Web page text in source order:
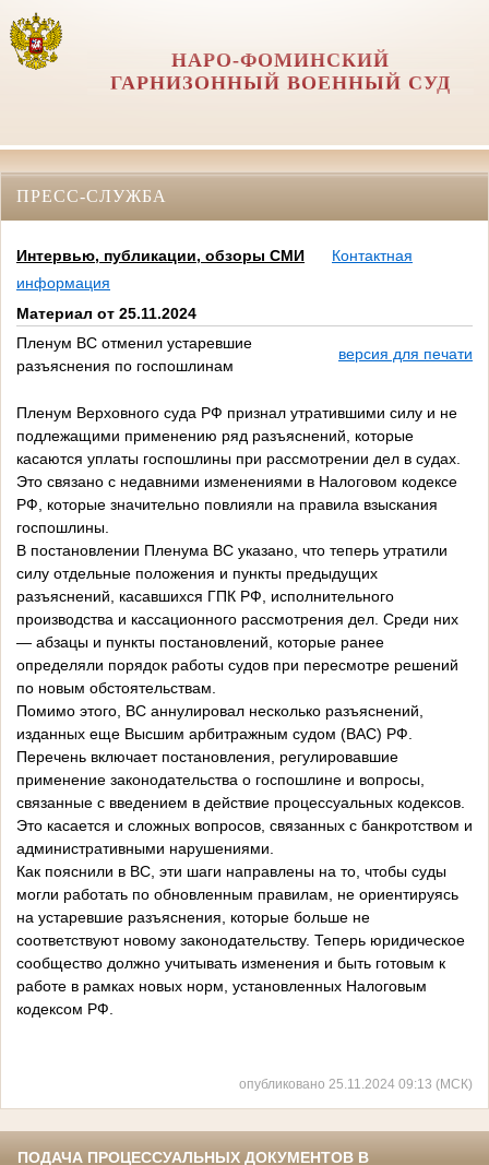
НАРО-ФОМИНСКИЙ
ГАРНИЗОННЫЙ ВОЕННЫЙ СУД
ПРЕСС-СЛУЖБА
Интервью, публикации, обзоры СМИ
Контактная
информация
Материал от 25.11.2024
Пленум ВС отменил устаревшие
разъяснения по госпошлинам
версия для печати
Пленум Верховного суда РФ признал утратившими силу и не
подлежащими применению ряд разъяснений, которые
касаются уплаты госпошлины при рассмотрении дел в судах.
Это связано с недавними изменениями в Налоговом кодексе
РФ, которые значительно повлияли на правила взыскания
госпошлины.
В постановлении Пленума ВС указано, что теперь утратили
силу отдельные положения и пункты предыдущих
разъяснений, касавшихся ГПК РФ, исполнительного
производства и кассационного рассмотрения дел. Среди них
— абзацы и пункты постановлений, которые ранее
определяли порядок работы судов при пересмотре решений
по новым обстоятельствам.
Помимо этого, ВC аннулировал несколько разъяснений,
изданных еще Высшим арбитражным судом (ВАС) РФ.
Перечень включает постановления, регулировавшие
применение законодательства о госпошлине и вопросы,
связанные с введением в действие процессуальных кодексов.
Это касается и сложных вопросов, связанных с банкротством и
административными нарушениями.
Как пояснили в ВС, эти шаги направлены на то, чтобы суды
могли работать по обновленным правилам, не ориентируясь
на устаревшие разъяснения, которые больше не
соответствуют новому законодательству. Теперь юридическое
сообщество должно учитывать изменения и быть готовым к
работе в рамках новых норм, установленных Налоговым
кодексом РФ.
опубликовано 25.11.2024 09:13 (МСК)
ПОДАЧА ПРОЦЕССУАЛЬНЫХ ДОКУМЕНТОВ В